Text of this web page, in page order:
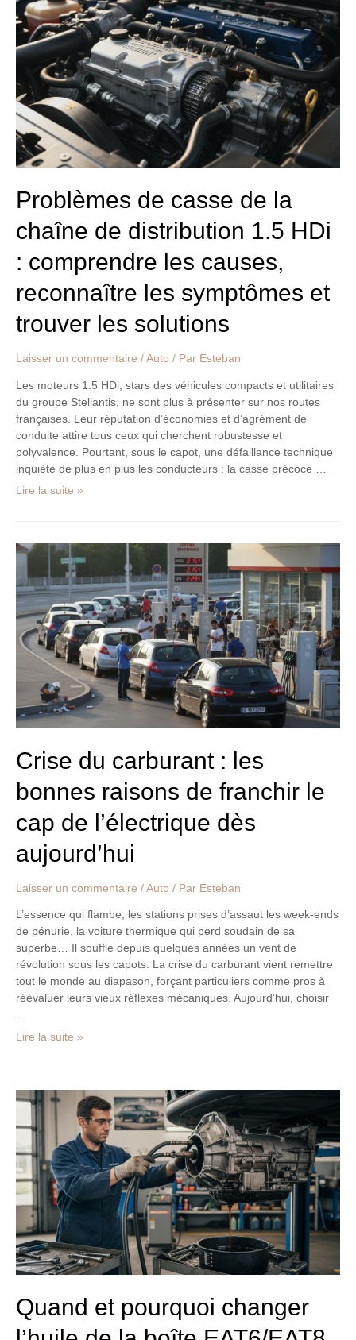
Problèmes de casse de la
chaîne de distribution 1.5 HDi
: comprendre les causes,
reconnaître les symptômes et
trouver les solutions
Laisser un commentaire / Auto / Par Esteban
Les moteurs 1.5 HDi, stars des véhicules compacts et utilitaires
du groupe Stellantis, ne sont plus à présenter sur nos routes
françaises. Leur réputation d’économies et d’agrément de
conduite attire tous ceux qui cherchent robustesse et
polyvalence. Pourtant, sous le capot, une défaillance technique
inquiète de plus en plus les conducteurs : la casse précoce …
de
casse
de
la
chaîne
de
distribution
1.5
HDi
les
causes,
reconnaître
les
symptômes
et
trouver
solutions
Lire la suite »
Crise du carburant : les
bonnes raisons de franchir le
cap de l’électrique dès
aujourd’hui
Laisser un commentaire / Auto / Par Esteban
L’essence qui flambe, les stations prises d’assaut les week-ends
de pénurie, la voiture thermique qui perd soudain de sa
superbe… Il souffle depuis quelques années un vent de
révolution sous les capots. La crise du carburant vient remettre
tout le monde au diapason, forçant particuliers comme pros à
réévaluer leurs vieux réflexes mécaniques. Aujourd’hui, choisir
…
Crise
carburant
:
les
bonnes
raisons
franchir
cap
l’électrique
dès
aujourd’hui
Lire la suite »
Quand et pourquoi changer
Quand
pourquoi
changer
l’huile
de
la
boîte
EAT6/EAT8
de
PSA
guide
des
intervalles